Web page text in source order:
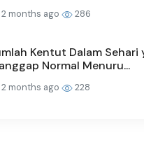
2 months ago 286
Kentut Dalam Sehari
Normal Menuru...
2 months ago 228